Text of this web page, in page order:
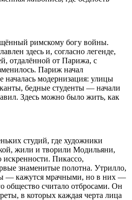
римскому богу войны.
здесь и, согласно легенде,
отдалённой от Парижа, с
Париж начал
началась модернизация: улицы
бедные студенты — начали
Здесь можно было жить, как
студий, где художники
жили и творили Модильяни,
искренности. Пикассо,
знаменитые полотна. Утрилло,
— кажутся мрачными, но в них —
общество считало отбросами. Он
в которых каждая черта лица